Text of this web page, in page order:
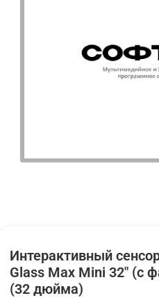
Интерактивный
Glass Max Mini 32″ (с
(32 дюйма)